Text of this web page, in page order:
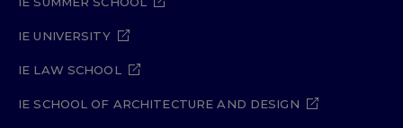
IE UNIVERSITY
IE LAW SCHOOL
IE SCHOOL OF ARCHITECTURE AND DESIGN